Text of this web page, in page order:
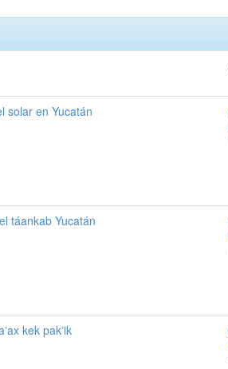
solar en Yucatán
táankab Yucatán
kek pakʼik